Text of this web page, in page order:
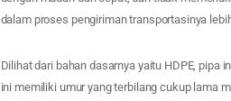
dalam proses pengiriman transportasinya
Dilihat dari bahan dasarnya yaitu HDPE,
ini memiliki umur yang terbilang cukup lama